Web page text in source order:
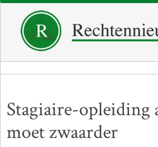
Stagiaire-opleiding
moet zwaarder